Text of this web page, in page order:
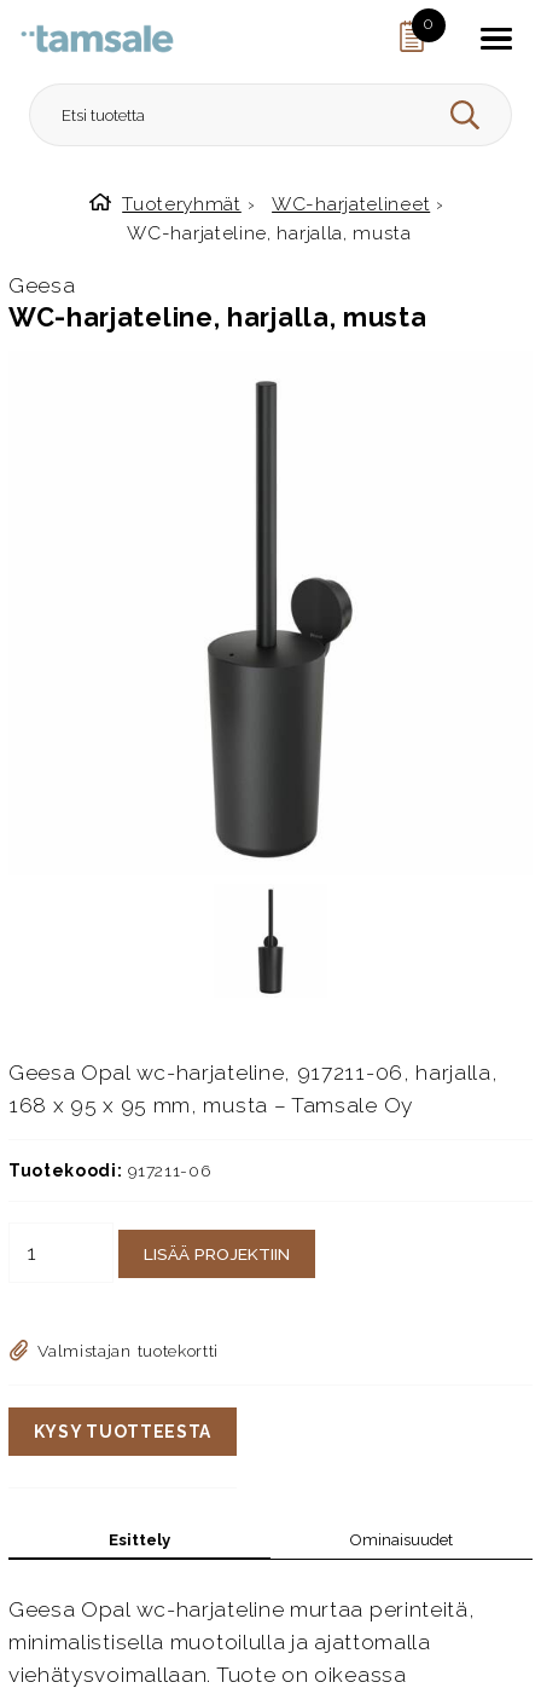
0
HAE
Etusivulle
Tuoteryhmät › WC-harjatelineet ›
WC-harjateline, harjalla, musta
Geesa
WC-harjateline, harjalla, musta
Geesa Opal wc-harjateline, 917211-06, harjalla,
168 x 95 x 95 mm, musta – Tamsale Oy
Tuotekoodi: 917211-06
LISÄÄ PROJEKTIIN
Valmistajan tuotekortti
KYSY TUOTTEESTA
Esittely Ominaisuudet
Geesa Opal wc-harjateline murtaa perinteitä,
minimalistisella muotoilulla ja ajattomalla
viehätysvoimallaan. Tuote on oikeassa